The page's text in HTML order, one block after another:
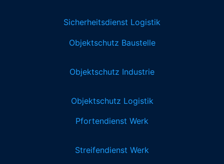
Sicherheitsdienst Logistik
Objektschutz Baustelle
Objektschutz Industrie
Objektschutz Logistik
Pfortendienst Werk
Streifendienst Werk